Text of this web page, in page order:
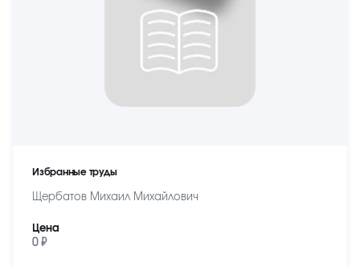
Избранные труды
Щербатов Михаил Михайлович
Цена
0 ₽